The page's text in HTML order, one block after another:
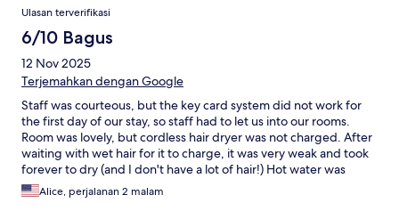
Ulasan terverifikasi
6/10 Bagus
12 Nov 2025
Terjemahkan dengan Google
Staff was courteous, but the key card system did not work for
the first day of our stay, so staff had to let us into our rooms.
Room was lovely, but cordless hair dryer was not charged. After
waiting with wet hair for it to charge, it was very weak and took
forever to dry (and I don't have a lot of hair!) Hot water was
insufficient to fill jacuzzi tub enough to use jets and you could
not use jets without also using the fountain setting, which made
Alice, perjalanan 2 malam